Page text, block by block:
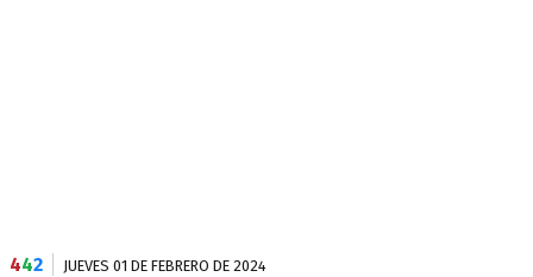
442 JUEVES 01 DE FEBRERO DE 2024